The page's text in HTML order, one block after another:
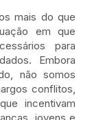
mais do que
em que
para
Embora
não somos
conflitos,
incentivam